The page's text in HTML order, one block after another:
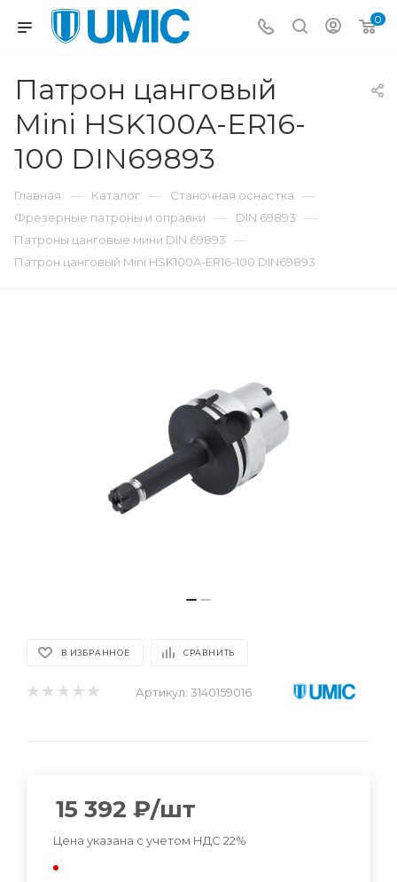
0
Патрон цанговый
Mini HSK100A-ER16-
100 DIN69893
Главная — Каталог — Станочная оснастка —
Фрезерные патроны и оправки — DIN 69893 —
Патроны цанговые мини DIN 69893 —
Патрон цанговый Mini HSK100A-ER16-100 DIN69893
В ИЗБРАННОЕ СРАВНИТЬ
Артикул: 3140159016
15 392 ₽/шт
Цена указана с учетом НДС 22%